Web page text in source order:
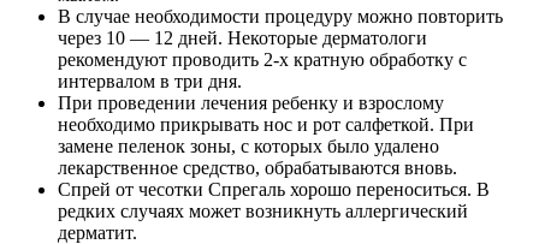
В случае необходимости процедуру можно повторить
через 10 — 12 дней. Некоторые дерматологи
рекомендуют проводить 2-х кратную обработку с
интервалом в три дня.
При проведении лечения ребенку и взрослому
необходимо прикрывать нос и рот салфеткой. При
замене пеленок зоны, с которых было удалено
лекарственное средство, обрабатываются вновь.
Спрей от чесотки Спрегаль хорошо переноситься. В
редких случаях может возникнуть аллергический
дерматит.